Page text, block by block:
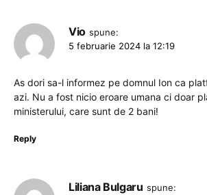
Vio spune:
5 februarie 2024 la 12:19
As dori sa-l informez pe domnul Ion ca
azi. Nu a fost nicio eroare umana ci doar
ministerului, care sunt de 2 bani!
Reply
Liliana Bulgaru spune: